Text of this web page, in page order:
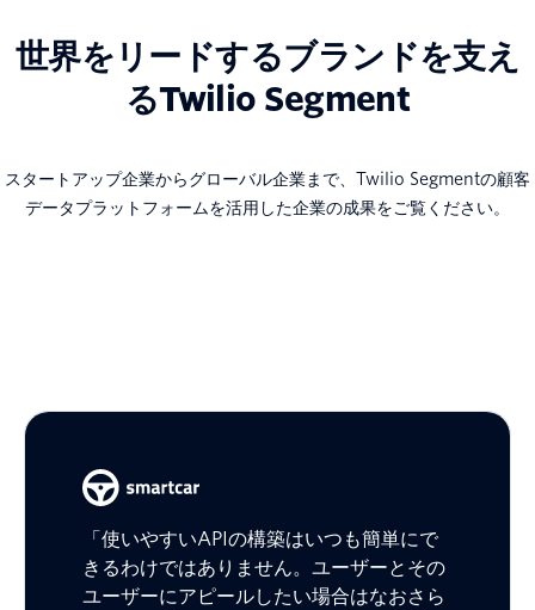
世界をリードするブランドを支え
るTwilio Segment
スタートアップ企業からグローバル企業まで、Twilio Segmentの顧客
データプラットフォームを活用した企業の成果をご覧ください。
「使いやすいAPIの構築はいつも簡単にで
きるわけではありません。ユーザーとその
ユーザーにアピールしたい場合はなおさら